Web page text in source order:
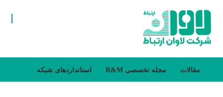
مقالات مجله تخصصی R&M استانداردهای شبکه